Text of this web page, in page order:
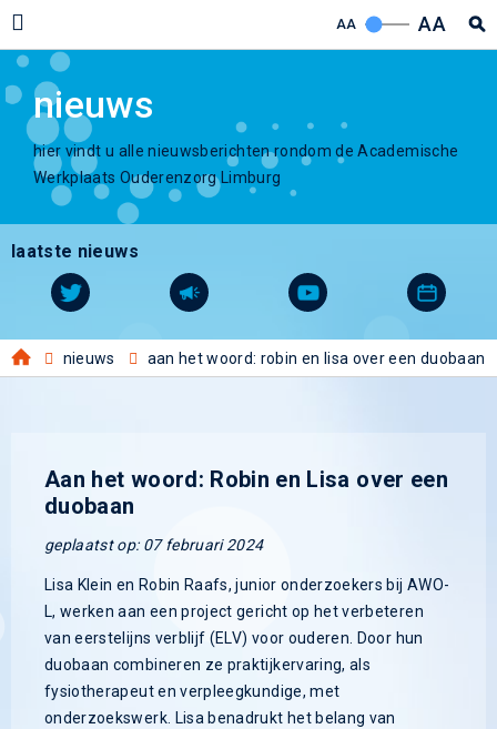
AA AA
nieuws
hier vindt u alle nieuwsberichten rondom de Academische
Werkplaats Ouderenzorg Limburg
laatste nieuws
nieuws aan het woord: robin en lisa over een duobaan
Aan het woord: Robin en Lisa over een
duobaan
geplaatst op: 07 februari 2024
Lisa Klein en Robin Raafs, junior onderzoekers bij AWO-
L, werken aan een project gericht op het verbeteren
van eerstelijns verblijf (ELV) voor ouderen. Door hun
duobaan combineren ze praktijkervaring, als
fysiotherapeut en verpleegkundige, met
onderzoekswerk. Lisa benadrukt het belang van